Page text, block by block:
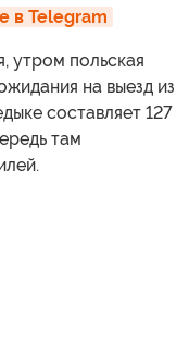
в Telegram
утром польская
на выезд из
составляет 127
там